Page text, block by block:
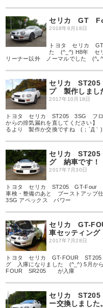
セリカ GT
2018年6月18日
トヨタ セリカ
た (^_^) H8年 セ
リーナー以外 ノーマルでした (^｡
セリカ
プ 製作しまし
2017年10月18日
トヨタ セリカ ST205 3SG フロ
からの排気漏れを直してくださ
るより 製作か交換ですね (；´Д｀)
セリカ
グ 納車です！
2017年7月30日
トヨタ セリカ ST205 GT-Four
車検・整備のあと ブーストアッ
3SG アペックス パワー
セリカ GT-
車セッティン
2017年7月28日
トヨタ セリカ GT-FOUR
グ 入庫になりました (^_^) 5月か
FOUR SR205 が入庫
セリカ
ー交換しました。